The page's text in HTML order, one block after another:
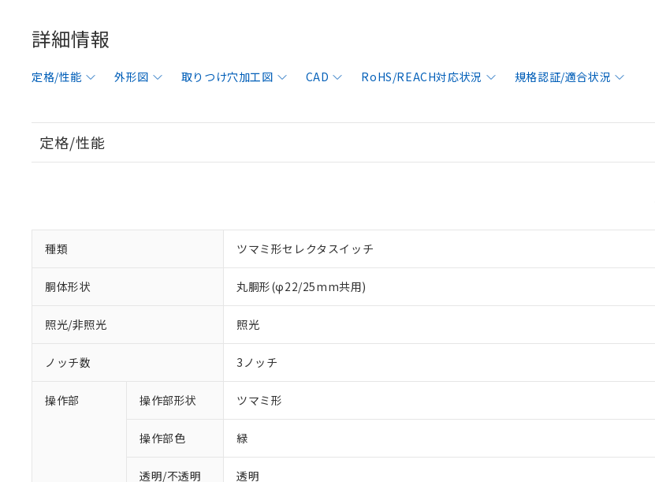
詳細情報
定格/性能 外形図 取りつけ穴加工図 CAD RoHS/REACH対応状況 規格認証/適合状況
定格/性能
種類 ツマミ形セレクタスイッチ
胴体形状 丸胴形(φ22/25mm共用)
照光/非照光 照光
ノッチ数 3ノッチ
操作部 操作部形状 ツマミ形
操作部色 緑
透明/不透明 透明